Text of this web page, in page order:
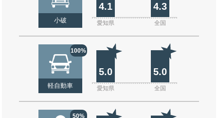
小破
4.1 4.3
愛知県 全国
100%
軽自動車
5.0 5.0
愛知県 全国
50%